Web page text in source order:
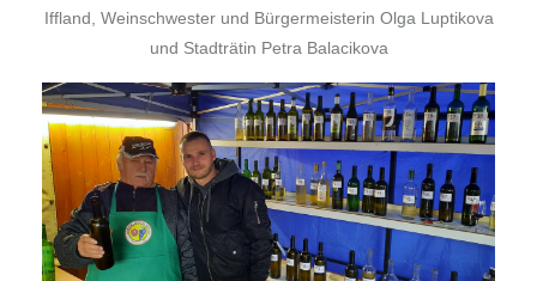
Iffland, Weinschwester und Bürgermeisterin Olga Luptikova
und Stadträtin Petra Balacikova